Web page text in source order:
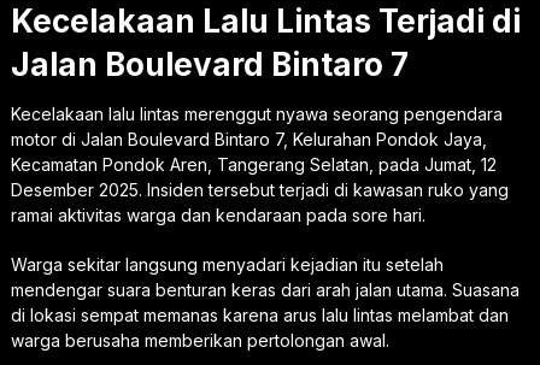
Kecelakaan Lalu Lintas Terjadi di
Jalan Boulevard Bintaro 7
Kecelakaan lalu lintas merenggut nyawa seorang pengendara
motor di Jalan Boulevard Bintaro 7, Kelurahan Pondok Jaya,
Kecamatan Pondok Aren, Tangerang Selatan, pada Jumat, 12
Desember 2025. Insiden tersebut terjadi di kawasan ruko yang
ramai aktivitas warga dan kendaraan pada sore hari.
Warga sekitar langsung menyadari kejadian itu setelah
mendengar suara benturan keras dari arah jalan utama. Suasana
di lokasi sempat memanas karena arus lalu lintas melambat dan
warga berusaha memberikan pertolongan awal.